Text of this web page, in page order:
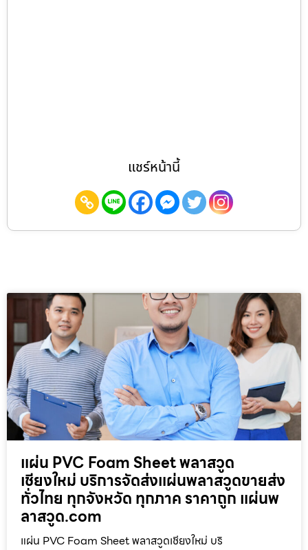
แชร์หน้านี้
แผ่น PVC Foam Sheet พลาสวูด
เชียงใหม่ บริการจัดส่งแผ่นพลาสวูดขายส่ง
ทั่วไทย ทุกจังหวัด ทุกภาค ราคาถูก แผ่นพ
ลาสวูด.com
แผ่น PVC Foam Sheet พลาสวูดเชียงใหม่ บริ